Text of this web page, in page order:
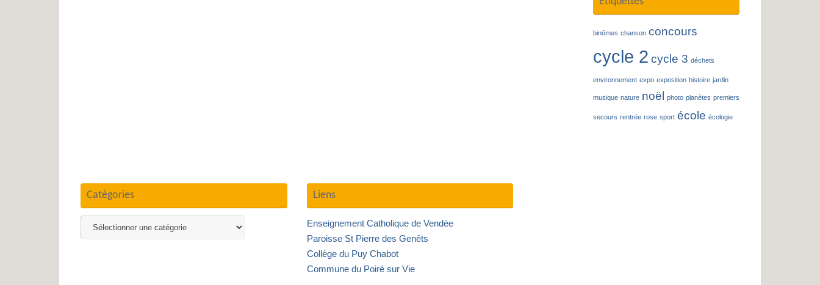
binômes chanson concours
cycle 2 cycle 3 déchets
environnement expo exposition histoire jardin
musique nature noël photo planètes premiers
secours rentrée rose sport école écologie
Catégories
Catégories
Liens
Enseignement Catholique de Vendée
Paroisse St Pierre des Genêts
Collège du Puy Chabot
Commune du Poiré sur Vie